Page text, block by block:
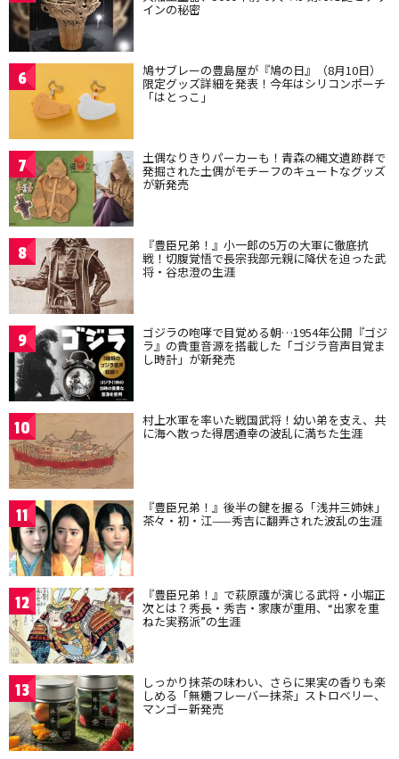
インの秘密
6 鳩サブレーの豊島屋が『鳩の日』（8月10日）
限定グッズ詳細を発表！今年はシリコンポーチ
「はとっこ」
7 土偶なりきりパーカーも！青森の縄文遺跡群で
発掘された土偶がモチーフのキュートなグッズ
が新発売
8 『豊臣兄弟！』小一郎の5万の大軍に徹底抗
戦！切腹覚悟で長宗我部元親に降伏を迫った武
将・谷忠澄の生涯
9 ゴジラの咆哮で目覚める朝…1954年公開『ゴジ
ラ』の貴重音源を搭載した「ゴジラ音声目覚ま
し時計」が新発売
10 村上水軍を率いた戦国武将！幼い弟を支え、共
に海へ散った得居通幸の波乱に満ちた生涯
11 『豊臣兄弟！』後半の鍵を握る「浅井三姉妹」
茶々・初・江——秀吉に翻弄された波乱の生涯
12 『豊臣兄弟！』で萩原護が演じる武将・小堀正
次とは？秀長・秀吉・家康が重用、“出家を重
ねた実務派”の生涯
13 しっかり抹茶の味わい、さらに果実の香りも楽
しめる「無糖フレーバー抹茶」ストロベリー、
マンゴー新発売